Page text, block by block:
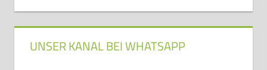
UNSER KANAL BEI WHATSAPP